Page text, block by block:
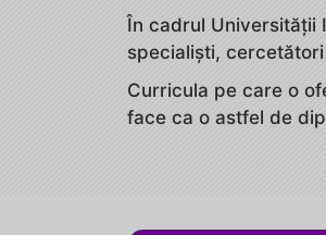
În cadrul Universităţii
specialişti,
Curricula pe care o
face ca o astfel de